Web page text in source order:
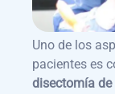
Uno de los
pacientes es
disectomía